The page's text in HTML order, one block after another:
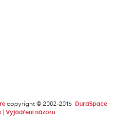
copyright © 2002-2016
DuraSpace
Vyjádření názoru